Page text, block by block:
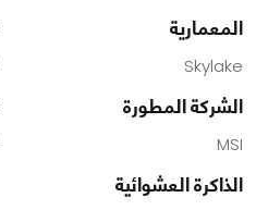
المعمارية
Skylake
الشركة المطورة
MSI
الذاكرة العشوائية